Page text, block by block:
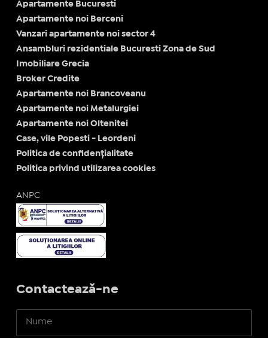
Apartamente Bucuresti
Apartamente noi Berceni
Vanzari apartamente noi sector 4
Ansambluri rezidentiale Bucuresti Zona de Sud
Imobiliare Grecia
Broker Credite
Apartamente noi Brancoveanu
Apartamente noi Metalurgiei
Apartamente noi Oltenitei
Case, vile Popesti - Leordeni
Politica de confidențialitate
Politica privind utilizarea cookies
ANPC
Contactează-ne